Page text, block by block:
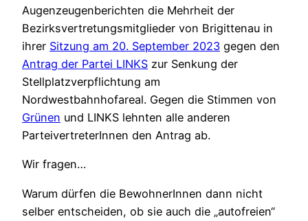
Augenzeugenberichten die Mehrheit der
Bezirksvertretungsmitglieder von Brigittenau in
ihrer Sitzung am 20. September 2023 gegen den
Antrag der Partei LINKS zur Senkung der
Stellplatzverpflichtung am
Nordwestbahnhofareal. Gegen die Stimmen von
Grünen und LINKS lehnten alle anderen
ParteivertreterInnen den Antrag ab.
Wir fragen…
Warum dürfen die BewohnerInnen dann nicht
selber entscheiden, ob sie auch die „autofreien“